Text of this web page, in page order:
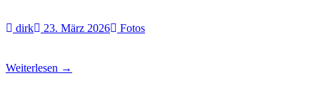
dirk 23. März 2026 Fotos
Weiterlesen →